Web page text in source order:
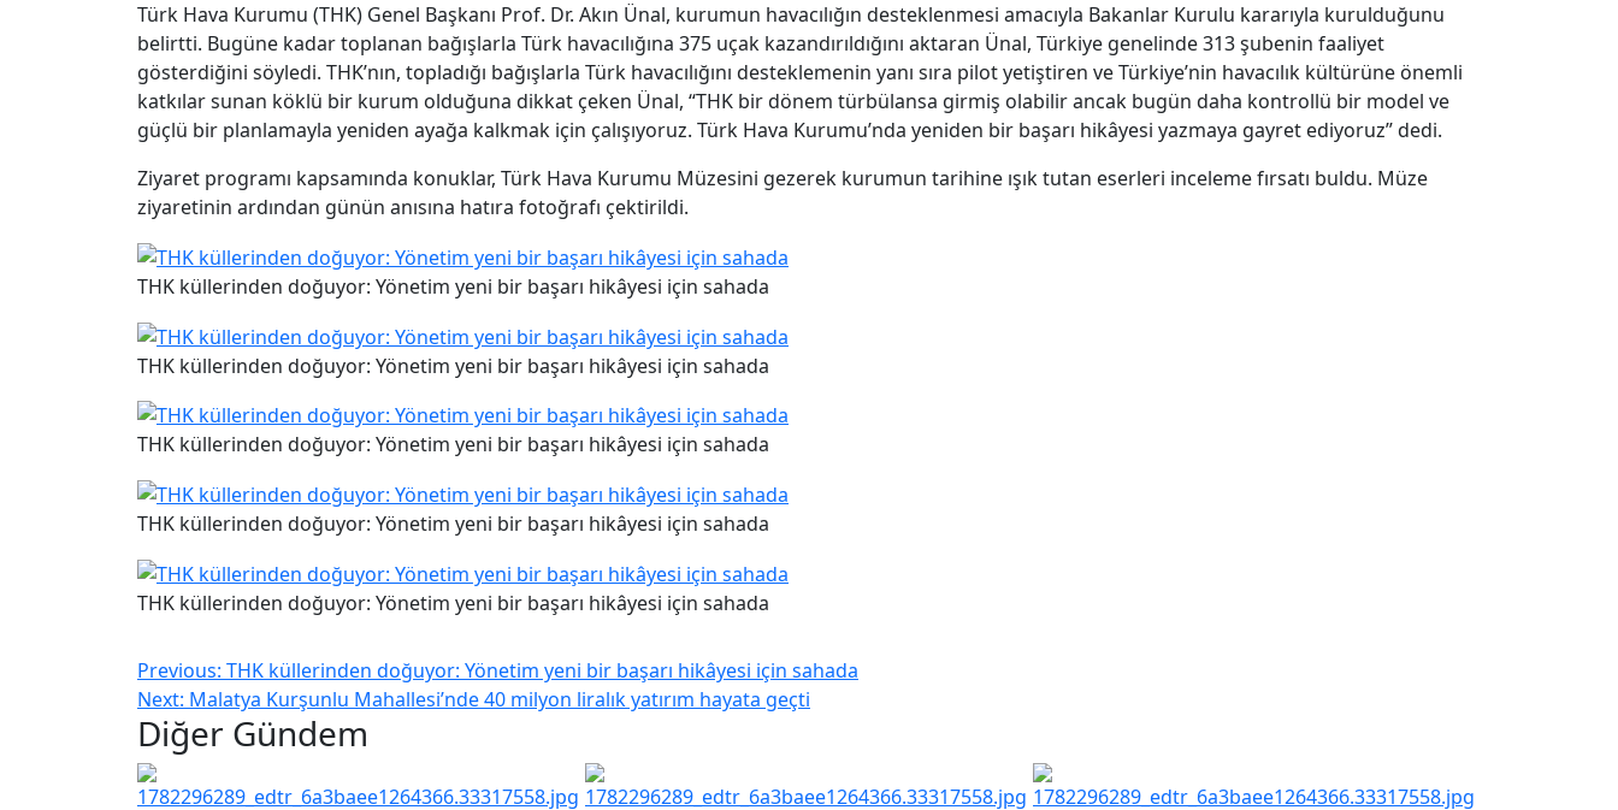
Türk Hava Kurumu (THK) Genel Başkanı Prof. Dr. Akın Ünal, kurumun havacılığın desteklenmesi amacıyla Bakanlar Kurulu kararıyla kurulduğunu
belirtti. Bugüne kadar toplanan bağışlarla Türk havacılığına 375 uçak kazandırıldığını aktaran Ünal, Türkiye genelinde 313 şubenin faaliyet
gösterdiğini söyledi. THK’nın, topladığı bağışlarla Türk havacılığını desteklemenin yanı sıra pilot yetiştiren ve Türkiye’nin havacılık kültürüne önemli
katkılar sunan köklü bir kurum olduğuna dikkat çeken Ünal, “THK bir dönem türbülansa girmiş olabilir ancak bugün daha kontrollü bir model ve
güçlü bir planlamayla yeniden ayağa kalkmak için çalışıyoruz. Türk Hava Kurumu’nda yeniden bir başarı hikâyesi yazmaya gayret ediyoruz” dedi.
Ziyaret programı kapsamında konuklar, Türk Hava Kurumu Müzesini gezerek kurumun tarihine ışık tutan eserleri inceleme fırsatı buldu. Müze
ziyaretinin ardından günün anısına hatıra fotoğrafı çektirildi.
THK küllerinden doğuyor: Yönetim yeni bir başarı hikâyesi için sahada
THK küllerinden doğuyor: Yönetim yeni bir başarı hikâyesi için sahada
THK küllerinden doğuyor: Yönetim yeni bir başarı hikâyesi için sahada
THK küllerinden doğuyor: Yönetim yeni bir başarı hikâyesi için sahada
THK küllerinden doğuyor: Yönetim yeni bir başarı hikâyesi için sahada
Previous: THK küllerinden doğuyor: Yönetim yeni bir başarı hikâyesi için sahada
Next: Malatya Kurşunlu Mahallesi’nde 40 milyon liralık yatırım hayata geçti
Diğer Gündem